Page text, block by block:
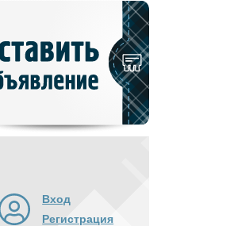
Вход
Регистрация